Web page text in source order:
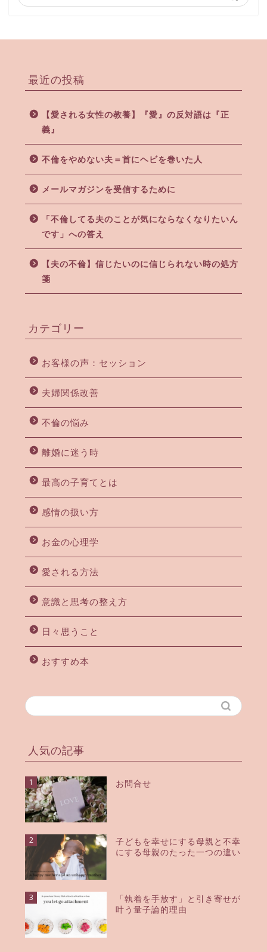
最近の投稿
【愛される女性の教養】『愛』の反対語は『正
義』
不倫をやめない夫＝首にヘビを巻いた人
メールマガジンを受信するために
「不倫してる夫のことが気にならなくなりたいん
です」への答え
【夫の不倫】信じたいのに信じられない時の処方
箋
カテゴリー
お客様の声：セッション
夫婦関係改善
不倫の悩み
離婚に迷う時
最高の子育てとは
感情の扱い方
お金の心理学
愛される方法
意識と思考の整え方
日々思うこと
おすすめ本
人気の記事
1 お問合せ
2
子どもを幸せにする母親と不幸
にする母親のたった一つの違い
3
「執着を手放す」と引き寄せが
叶う量子論的理由